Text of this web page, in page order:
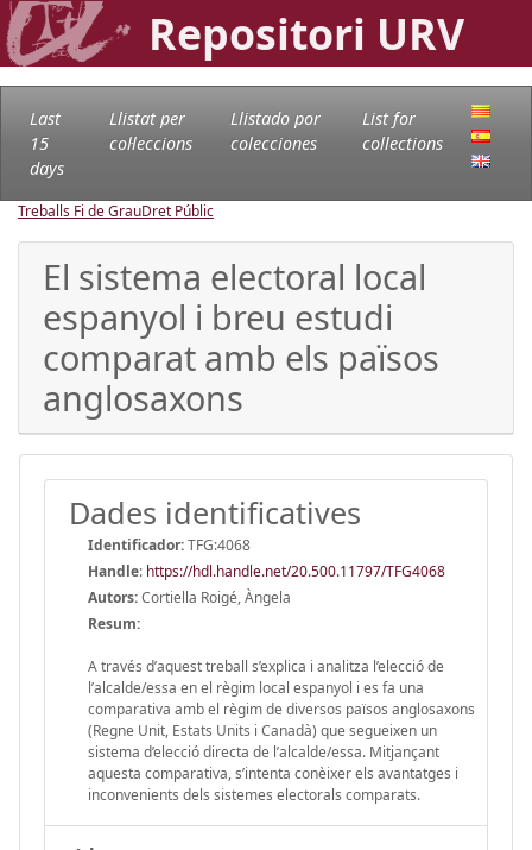
Repositori URV
Last
15
days
Llistat per
col·leccions
Llistado por
colecciones
List for
collections
Treballs Fi de GrauDret Públic
El sistema electoral local
espanyol i breu estudi
comparat amb els països
anglosaxons
Dades identificatives
Identificador:TFG:4068
Handle: https://hdl.handle.net/20.500.11797/TFG4068
Autors:Cortiella Roigé, Àngela
Resum:
A través d’aquest treball s’explica i analitza l’elecció de
l’alcalde/essa en el règim local espanyol i es fa una
comparativa amb el règim de diversos països anglosaxons
(Regne Unit, Estats Units i Canadà) que segueixen un
sistema d’elecció directa de l’alcalde/essa. Mitjançant
aquesta comparativa, s’intenta conèixer els avantatges i
inconvenients dels sistemes electorals comparats.